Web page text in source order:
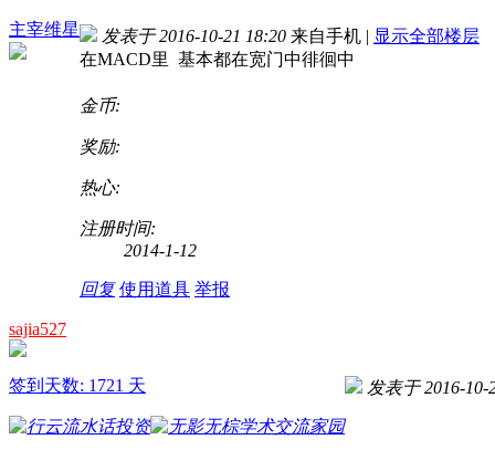
主宰维星 发表于 2016-10-21 18:20 来自手机 | 显示全部楼层
在MACD里 基本都在宽门中徘徊中
金币:
奖励:
热心:
注册时间:
2014-1-12
回复 使用道具 举报
sajia527
签到天数: 1721 天 发表于 2016-10-